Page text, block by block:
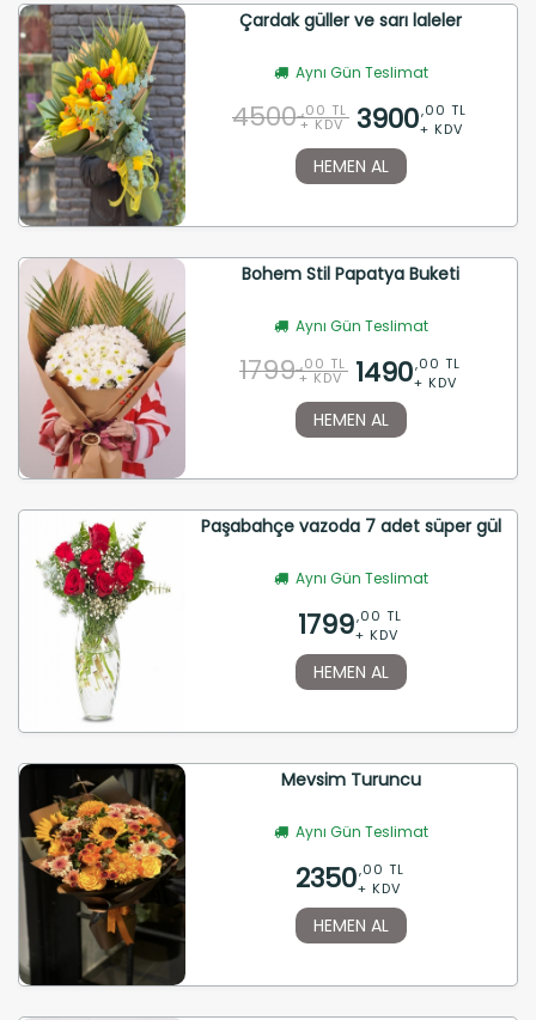
Çardak güller ve sarı laleler
Aynı Gün Teslimat
4500 ,00 TL
+ KDV 3900,00 TL
+ KDV
HEMEN AL
Bohem Stil Papatya Buketi
Aynı Gün Teslimat
1799 ,00 TL
+ KDV 1490,00 TL
+ KDV
HEMEN AL
Paşabahçe vazoda 7 adet süper gül
Aynı Gün Teslimat
1799,00 TL
+ KDV
HEMEN AL
Mevsim Turuncu
Aynı Gün Teslimat
2350,00 TL
+ KDV
HEMEN AL